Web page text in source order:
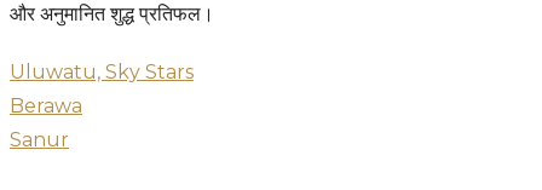
और अनुमानित शुद्ध प्रतिफल।
Uluwatu, Sky Stars
Berawa
Sanur